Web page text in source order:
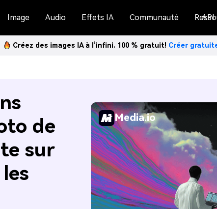
Image Audio Effets IA Communauté API
Créez des images IA à l’infini. 100 % gratuit! Créer
de
sur
Media.io